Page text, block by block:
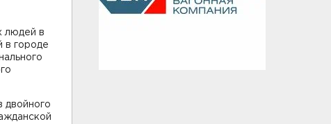
людей в
в городе
двойного